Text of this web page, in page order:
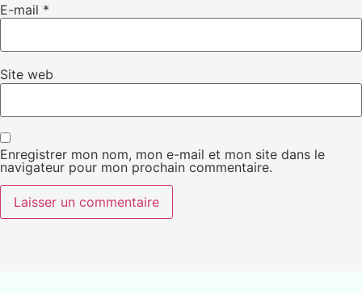
E-mail *
Site web
Enregistrer mon nom, mon e-mail et mon site dans le
navigateur pour mon prochain commentaire.